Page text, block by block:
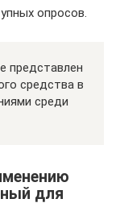
опросов.
представлен
средства в
среди
для